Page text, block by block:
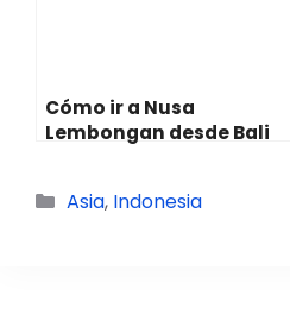
Cómo ir a Nusa
Lembongan desde Bali
Categorías
Asia, Indonesia